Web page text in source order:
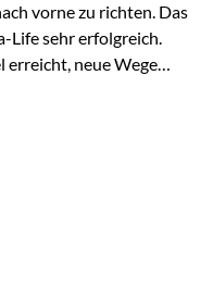
vorne zu richten. Das
Life sehr erfolgreich.
erreicht, neue Wege
aber auch unsere
gemeinsamen